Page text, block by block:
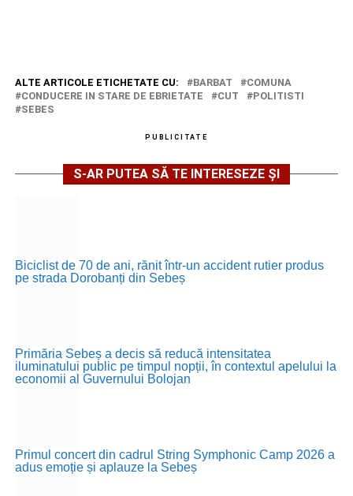
ALTE ARTICOLE ETICHETATE CU: BARBAT
COMUNA
CONDUCERE IN STARE DE EBRIETATE
CUT
POLITISTI
SEBES
PUBLICITATE
S-AR PUTEA SĂ TE INTERESEZE ȘI
Biciclist de 70 de ani, rănit într-un accident rutier produs
pe strada Dorobanți din Sebeș
Primăria Sebeș a decis să reducă intensitatea
iluminatului public pe timpul nopții, în contextul apelului la
economii al Guvernului Bolojan
Primul concert din cadrul String Symphonic Camp 2026 a
adus emoție și aplauze la Sebeș